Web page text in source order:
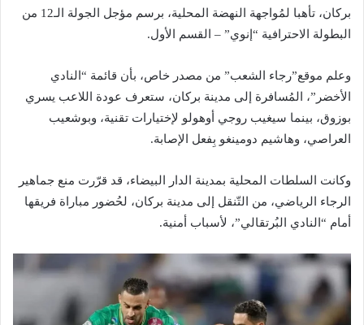
بركان، تأهبا لمُواجهة النهضة المحلية، برسم مؤجل الجولة الـ12 من
البطولة الاحترافية “إنوي” – القسم الأول.
وعلم موقع”رجاء الشعب” من مصدر خاص، بأن قائمة “النادي
الأخضر”، المُسافرة إلى مدينة بركان، ستعرف عودة اللاعب يسري
بوزوق، بينما سيغيب روجي أوهولو لإختيارات تقنية، وبوشعيب
العراصي، وهاشيم دومينغو بِفعل الإصابة.
وكانت السلطات المحلية بمدينة الدار البيضاء، قد قرّرت منع جماهير
الرجاء الرياضي، من التّنقل إلى مدينة بركان، لحُضور مباراة فريقها
أمام “النادي البُرتقالي”، لأسباب أمنية.